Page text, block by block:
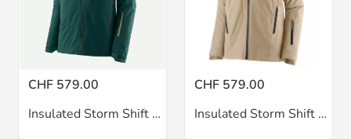
CHF 579.00
Insulated Storm Shift Jkt
CHF 579.00
Insulated Storm Shift Jkt W